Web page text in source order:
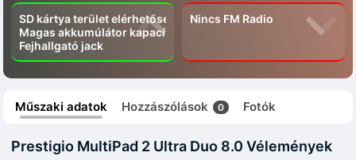
SD kártya terület elérhetőség
Magas akkumúlátor kapacítás
Fejhallgató jack
Nincs FM Radio
Műszaki adatok Hozzászólások 0 Fotók
Prestigio MultiPad 2 Ultra Duo 8.0 Vélemények